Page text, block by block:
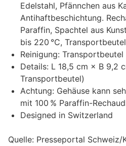
Edelstahl, Pfännchen aus
Antihaftbeschichtung.
Paraffin, Spachtel aus
bis 220 °C,
Reinigung:
Details: L 18,5 cm × B 9,2
Transportbeutel)
Achtung: Gehäuse kann
mit 100 % Paraffin-
Designed in Switzerland
Quelle: Presseportal Schweiz/